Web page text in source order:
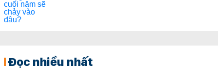
Đọc nhiều nhất